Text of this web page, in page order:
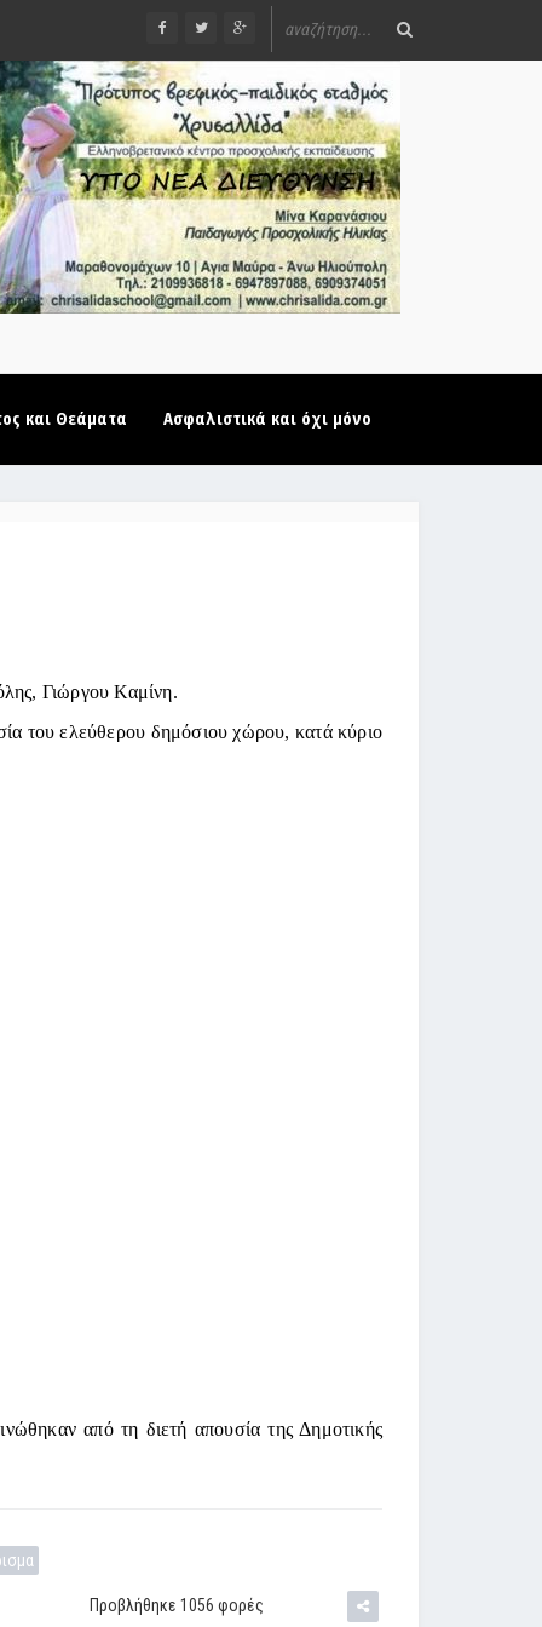
και Θεάματα Ασφαλιστικά και όχι μόνο
Γιώργου Καμίνη.
του ελεύθερου δημόσιου χώρου, κατά κύριο
από τη διετή απουσία της Δημοτικής
Προβλήθηκε 1056 φορές